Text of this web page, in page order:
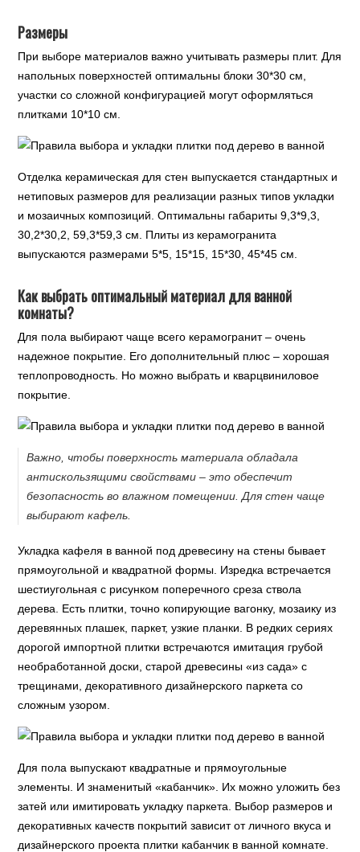
Размеры
При выборе материалов важно учитывать размеры плит. Для
напольных поверхностей оптимальны блоки 30*30 см,
участки со сложной конфигурацией могут оформляться
плитками 10*10 см.
Отделка керамическая для стен выпускается стандартных и
нетиповых размеров для реализации разных типов укладки
и мозаичных композиций. Оптимальны габариты 9,3*9,3,
30,2*30,2, 59,3*59,3 см. Плиты из керамогранита
выпускаются размерами 5*5, 15*15, 15*30, 45*45 см.
Как выбрать оптимальный материал для ванной
комнаты?
Для пола выбирают чаще всего керамогранит – очень
надежное покрытие. Его дополнительный плюс – хорошая
теплопроводность. Но можно выбрать и кварцвиниловое
покрытие.
Важно, чтобы поверхность материала обладала
антискользящими свойствами – это обеспечит
безопасность во влажном помещении. Для стен чаще
выбирают кафель.
Укладка кафеля в ванной под древесину на стены бывает
прямоугольной и квадратной формы. Изредка встречается
шестиугольная с рисунком поперечного среза ствола
дерева. Есть плитки, точно копирующие вагонку, мозаику из
деревянных плашек, паркет, узкие планки. В редких сериях
дорогой импортной плитки встречаются имитация грубой
необработанной доски, старой древесины «из сада» с
трещинами, декоративного дизайнерского паркета со
сложным узором.
Для пола выпускают квадратные и прямоугольные
элементы. И знаменитый «кабанчик». Их можно уложить без
затей или имитировать укладку паркета. Выбор размеров и
декоративных качеств покрытий зависит от личного вкуса и
дизайнерского проекта плитки кабанчик в ванной комнате.